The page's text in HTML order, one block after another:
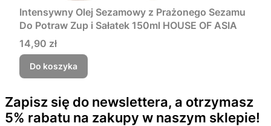
Intensywny Olej Sezamowy z Prażonego Sezamu
Do Potraw Zup i Sałatek 150ml HOUSE OF ASIA
Cena
14,90 zł
Do koszyka
Zapisz się do newslettera, a otrzymasz
5% rabatu na zakupy w naszym sklepie!